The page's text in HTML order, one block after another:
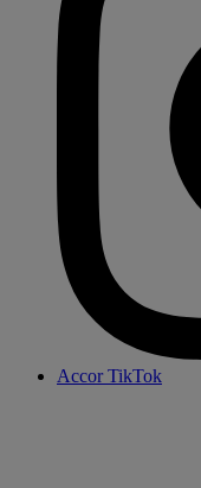
Accor TikTok